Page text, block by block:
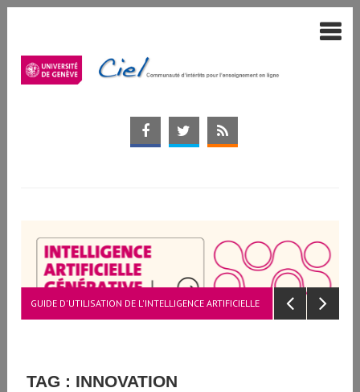
GUIDE D'UTILISATION DE L'INTELLIGENCE ARTIFICIELLE
TAG : INNOVATION